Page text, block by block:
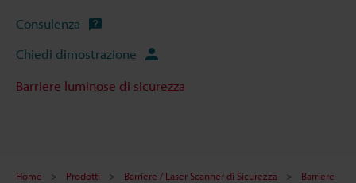
Consulenza
Chiedi dimostrazione
Barriere luminose di sicurezza
Home Prodotti Barriere / Laser Scanner di Sicurezza
Barriere